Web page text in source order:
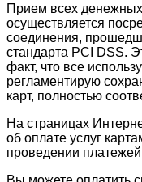
Прием всех
осуществляется
соединения,
стандарта PCI DSS.
факт, что все
регламентирую
карт, полностью
На страницах
об оплате услуг
проведении